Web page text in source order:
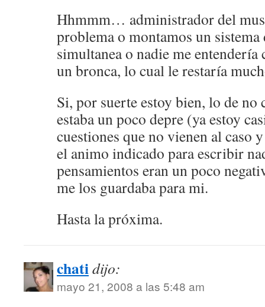
Hhmmm… administrador del
problema o montamos un
simultanea o nadie me entendería
un bronca, lo cual le restaría
Si, por suerte estoy bien, lo de no
estaba un poco depre (ya estoy
cuestiones que no vienen al caso
el animo indicado para escribir
pensamientos eran un poco
me los guardaba para mi.
Hasta la próxima.
chatidijo:
mayo 21, 2008 a las 5:48 am